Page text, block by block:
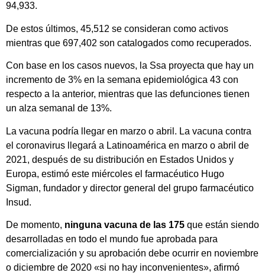
94,933.
De estos últimos, 45,512 se consideran como activos
mientras que 697,402 son catalogados como recuperados.
Con base en los casos nuevos, la Ssa proyecta que hay un
incremento de 3% en la semana epidemiológica 43 con
respecto a la anterior, mientras que las defunciones tienen
un alza semanal de 13%.
La vacuna podría llegar en marzo o abril. La vacuna contra
el coronavirus llegará a Latinoamérica en marzo o abril de
2021, después de su distribución en Estados Unidos y
Europa, estimó este miércoles el farmacéutico Hugo
Sigman, fundador y director general del grupo farmacéutico
Insud.
De momento, ninguna vacuna de las 175 que están siendo
desarrolladas en todo el mundo fue aprobada para
comercialización y su aprobación debe ocurrir en noviembre
o diciembre de 2020 «si no hay inconvenientes», afirmó